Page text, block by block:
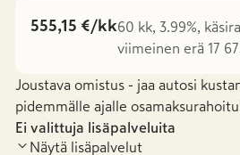
555,15 €/kk60 kk, 3.99%,
viimeinen erä 17
Joustava omistus - jaa autosi
pidemmälle ajalle
Ei valittuja lisäpalveluita
Näytä lisäpalvelut